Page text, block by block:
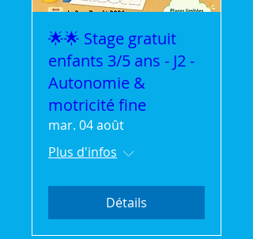
🌟🌟 Stage gratuit
enfants 3/5 ans - J2 -
Autonomie &
motricité fine
mar. 04 août
Plus d'infos
Détails